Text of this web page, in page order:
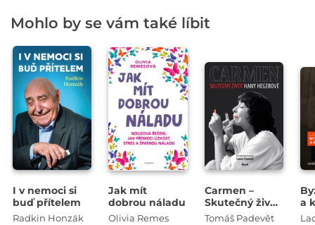
Mohlo by se vám také líbit
I v nemoci si
buď přítelem
Radkin Honzák
Jak mít
dobrou náladu
Olivia Remes
Carmen –
Skutečný život
Hany
Tomáš Padevět
a